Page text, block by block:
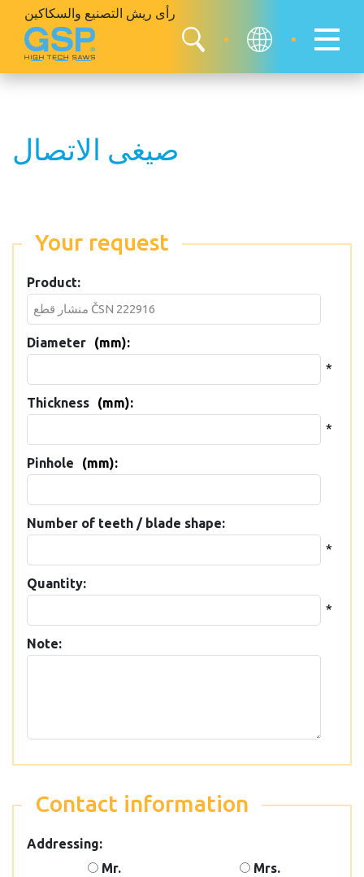
رأى ريش التصنيع والسكاكين
صيغى الاتصال
Your request
Product:
Diameter
(mm):
*
Thickness
(mm):
*
Pinhole (mm):
Number of teeth / blade shape:
*
Quantity:
*
Note:
Contact information
Addressing:
Mr.
Mrs.